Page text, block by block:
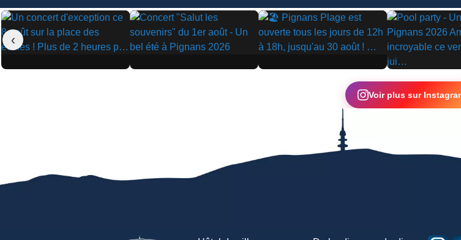
▶ ▶ ▶
▶
‹
Voir plus sur